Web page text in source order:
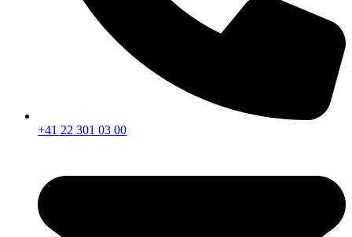
+41 22 301 03 00